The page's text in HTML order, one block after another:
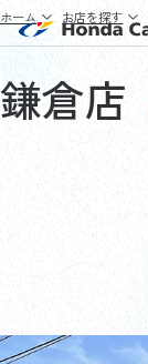
ホーム お店を探す
鎌倉店